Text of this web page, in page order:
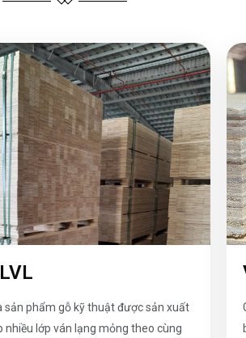
sản phẩm gỗ kỹ thuật được sản xuất
nhiều lớp ván lạng mỏng theo cùng